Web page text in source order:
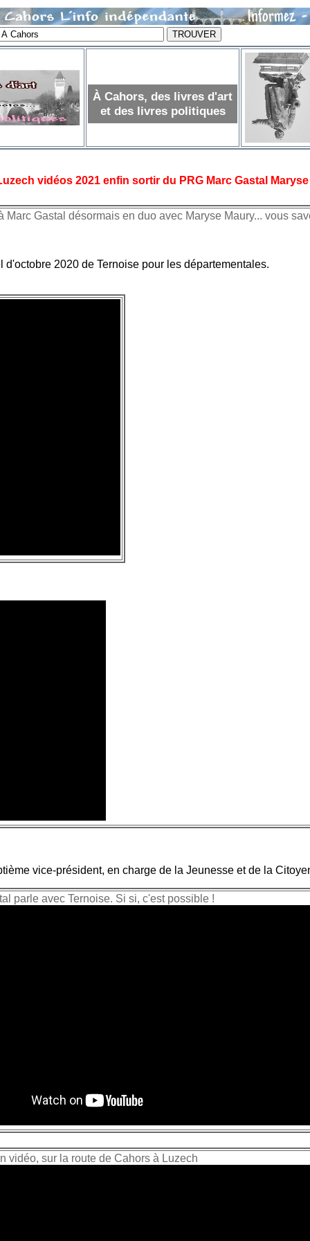
À Cahors, des livres d'art
et des livres politiques
vidéos 2021 enfin sortir du PRG Marc Gastal
Gastal désormais en duo avec Maryse Maury... vous
2020 de Ternoise pour les départementales.
vice-président, en charge de la Jeunesse et de la
parle avec Ternoise. Si si, c'est possible !
vidéo, sur la route de Cahors à Luzech